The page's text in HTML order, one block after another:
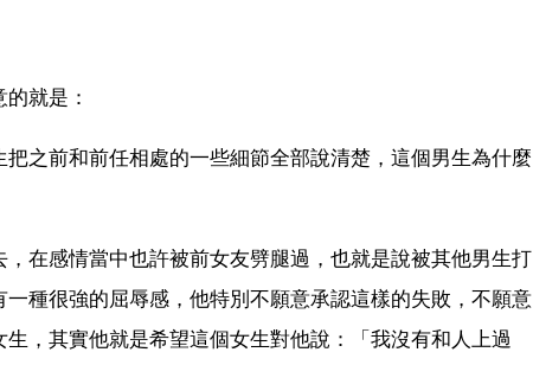
就是：
之前和前任相處的一些細節全部說清楚，這個男生為什麼
在感情當中也許被前女友劈腿過，也就是說被其他男生打
種很強的屈辱感，他特別不願意承認這樣的失敗，不願意
，其實他就是希望這個女生對他說：「我沒有和人上過